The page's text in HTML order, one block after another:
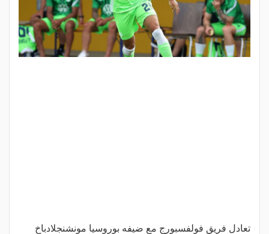
تعادل فريق فولفسبورج مع ضيفه بوروسيا مونشنجلادباخ